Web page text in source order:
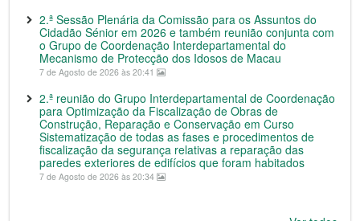
2.ª Sessão Plenária da Comissão para os Assuntos do
Cidadão Sénior em 2026 e também reunião conjunta com
o Grupo de Coordenação Interdepartamental do
Mecanismo de Protecção dos Idosos de Macau
7 de Agosto de 2026 às 20:41
2.ª reunião do Grupo Interdepartamental de Coordenação
para Optimização da Fiscalização de Obras de
Construção, Reparação e Conservação em Curso
Sistematização de todas as fases e procedimentos de
fiscalização da segurança relativas a reparação das
paredes exteriores de edifícios que foram habitados
7 de Agosto de 2026 às 20:34